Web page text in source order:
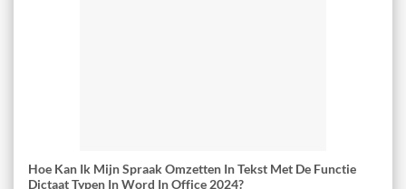
Hoe Kan Ik Mijn Spraak Omzetten In Tekst Met De Functie
Dictaat Typen In Word In Office 2024?